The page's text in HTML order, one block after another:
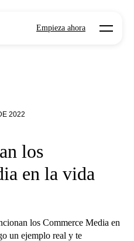
Empieza ahora Open
2022
los
en la vida
los Commerce Media en
un ejemplo real y te